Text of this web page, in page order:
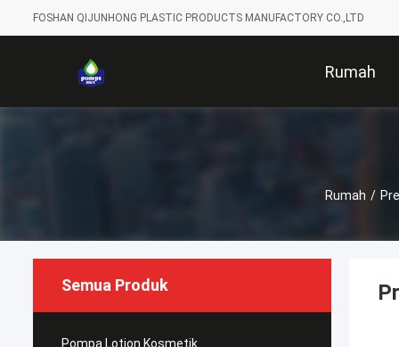
FOSHAN QIJUNHONG PLASTIC PRODUCTS MANUFACTORY CO.,LTD
Rumah
Rumah /
Semua Produk
Pompa Lotion Kosmetik